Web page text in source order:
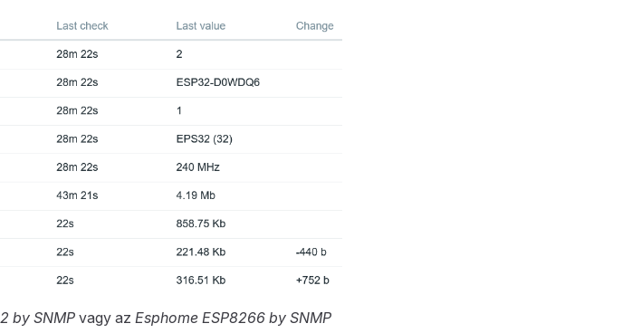
by SNMPvagy az Esphome ESP8266 by SNMP